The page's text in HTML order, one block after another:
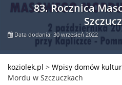
83. Rocznica
Data dodania: 30 wrzesień 2022
koziolek.pl > Wpisy domów
Mordu w Szczuczkach